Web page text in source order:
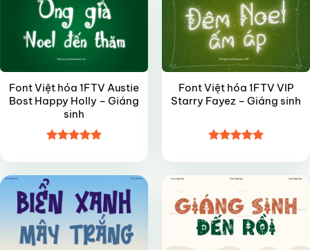
Font Việt hóa 1FTV Austie
Bost Happy Holly – Giáng
sinh
hạng4.95
sao
Font Việt hóa 1FTV VIP
Starry Fayez – Giáng sinh
hạng55
sao